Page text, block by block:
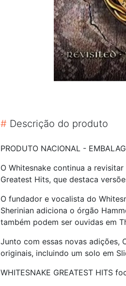
# Descrição do produto
PRODUTO NACIONAL -
O Whitesnake continua a
Greatest Hits, que destaca
O fundador e vocalista do
Sherinian adiciona o órgão
também podem ser ouvidas em
Junto com essas novas adições,
originais, incluindo um solo em
WHITESNAKE GREATEST HITS